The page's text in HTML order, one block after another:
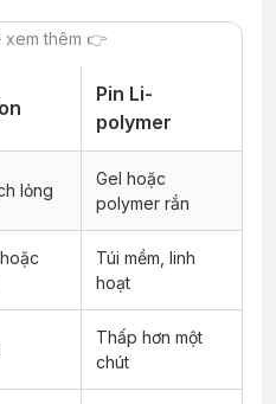
Pin Li-
polymer
lỏng
Gel hoặc
polymer rắn
Túi mềm, linh
hoạt
Thấp hơn một
chút